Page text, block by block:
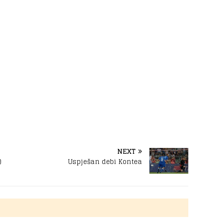
NEXT
Uspješan debi Kontea